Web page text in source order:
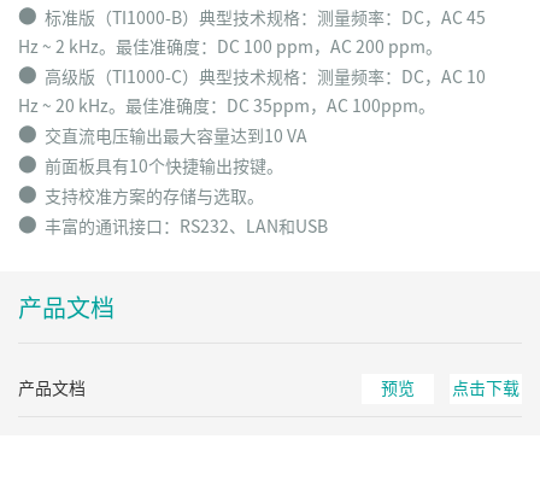
⬤ 标准版（TI1000-B）典型技术规格： 测量频率：DC，AC 45
Hz ~ 2 kHz。 最佳准确度：DC 100 ppm，AC 200 ppm。
⬤ 高级版（TI1000-C）典型技术规格： 测量频率：DC，AC 10
Hz ~ 20 kHz。 最佳准确度：DC 35ppm，AC 100ppm。
⬤ 交直流电压输出最大容量达到10 VA
⬤ 前面板具有10个快捷输出按键。
⬤ 支持校准方案的存储与选取。
⬤ 丰富的通讯接口：RS232、LAN和USB
产品文档
产品文档 预览 点击下载